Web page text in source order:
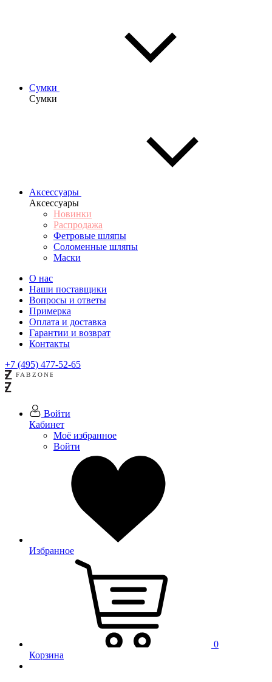
Сумки
Сумки
Аксессуары
Аксессуары
Новинки
Распродажа
Фетровые шляпы
Соломенные шляпы
Маски
О нас
Наши поставщики
Вопросы и ответы
Примерка
Оплата и доставка
Гарантии и возврат
Контакты
+7 (495) 477-52-65
Войти
Кабинет
Моё избранное
Войти
Избранное
0
Корзина